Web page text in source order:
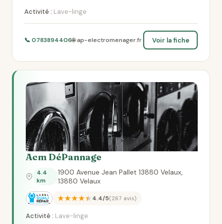
Activité : Lave-linge
📞 0783894406🌐 ap-electromenager.fr Voir la fiche
Acm DéPannage
4.4
km
1900 Avenue Jean Pallet 13880 Velaux,
13880 Velaux
★★★★★4.4/5(267 avis)
Activité : Lave-linge